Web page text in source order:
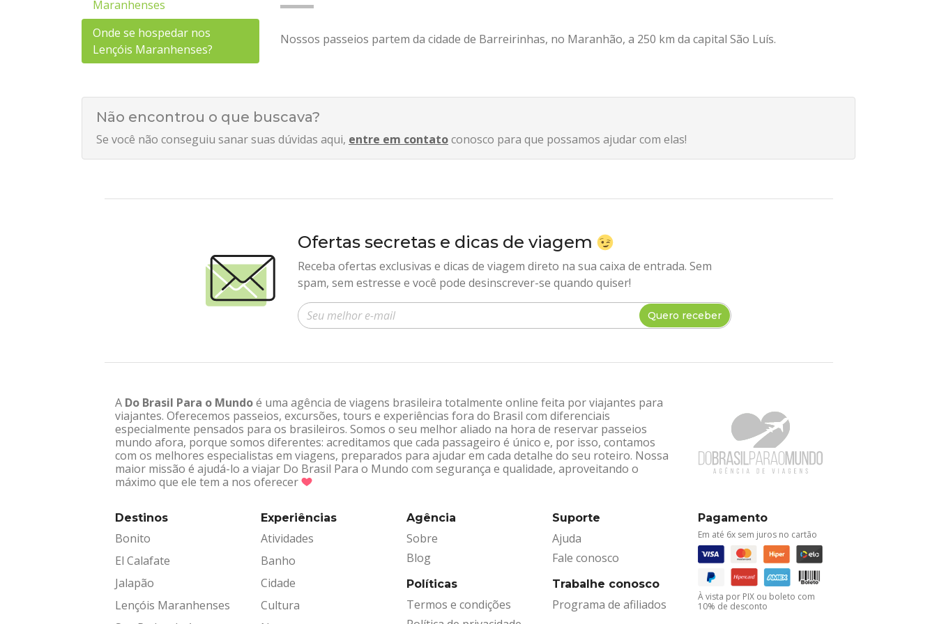
Maranhenses
Onde se hospedar nos
Lençóis Maranhenses?
Nossos passeios partem da cidade de Barreirinhas, no Maranhão, a 250 km da capital São Luís.
Não encontrou o que buscava?
Se você não conseguiu sanar suas dúvidas aqui, entre em contatoconosco para que possamos ajudar com elas!
Ofertas secretas e dicas de viagem
Receba ofertas exclusivas e dicas de viagem direto na sua caixa de entrada. Sem
spam, sem estresse e você pode desinscrever-se quando quiser!
Insira seu e-mail
Quero receber
A Do Brasil Para o Mundoé uma agência de viagens brasileira totalmente online feita por viajantes para
viajantes. Oferecemos passeios, excursões, tours e experiências fora do Brasil com diferenciais
especialmente pensados para os brasileiros. Somos o seu melhor aliado na hora de reservar passeios
mundo afora, porque somos diferentes: acreditamos que cada passageiro é único e, por isso, contamos
com os melhores especialistas em viagens, preparados para ajudar em cada detalhe do seu roteiro. Nossa
maior missão é ajudá-lo a viajar Do Brasil Para o Mundo com segurança e qualidade, aproveitando o
máximo que ele tem a nos oferecer
Destinos
Bonito
El Calafate
Jalapão
Lençóis Maranhenses
Experiências
Atividades
Banho
Cidade
Cultura
Agência
Sobre
Blog
Políticas
Termos e condições
Suporte
Ajuda
Fale conosco
Trabalhe conosco
Programa de afiliados
Pagamento
Em até 6x sem juros no cartão
À vista por PIX ou boleto com
10% de desconto